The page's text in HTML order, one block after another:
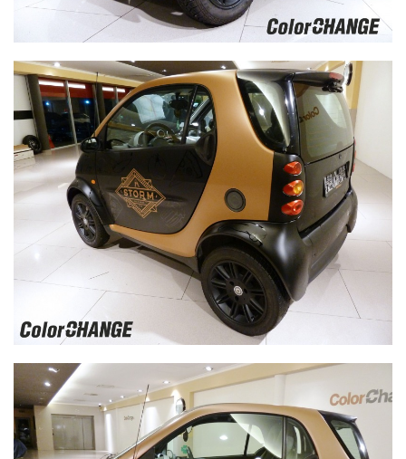
Smart - samolepky na auto - motívy jedál - čierná lesklá
fólia
Smart - celopolep čierná matná fólia + zlatá matná fólia
- bok